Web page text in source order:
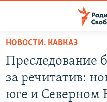
упрощенного
доступа
основному
ПОДКАСТЫ
АВТОРСКИЕ ПРОЕКТЫ
НОВОСТИ. КАВКАЗ
Преследование
за речитатив:
юге и Северном